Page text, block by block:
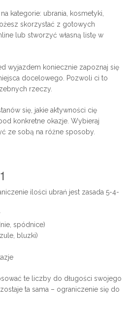
kategorie: ubrania, kosmetyki,
skorzystać z gotowych
lub stworzyć własną listę w
wyjazdem koniecznie zapoznaj się
docelowego. Pozwoli ci to
rzeczy.
się, jakie aktywności cię
konkretne okazje. Wybieraj
ze sobą na różne sposoby.
ilości ubrań jest zasada 5-4-
spódnice)
bluzki)
te liczby do długości swojego
ta sama – ograniczenie się do